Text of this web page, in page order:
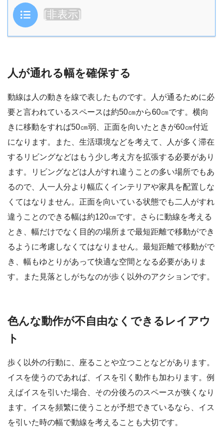
目次 [非表示]
人が通れる幅を確保する
動線は人の動きを線で表したものです。人が通るために必
要と言われているスペースは約50㎝から60㎝です。横向
きに移動をすれば50㎝弱、正面を向いたときが60㎝付近
になります。また、生活環境などを考えて、人が多く滞在
するリビングなどはもう少し考え方を拡張する必要があり
ます。リビングなどは人がすれ違うことの多い場所でもあ
るので、人一人分より幅広くインテリアや家具を配置しな
くてはなりません。正面を向いている状態でも二人がすれ
違うことのできる幅は約120㎝です。さらに動線を考える
とき、幅だけでなく目的の場所まで最短距離で移動ができ
るように考慮しなくてはなりません。最短距離で移動がで
き、幅もゆとりがあって快適な空間となる必要がありま
す。また見落としがちなのが歩く以外のアクションです。
色んな動作が不自由なくできるレイアウ
ト
歩く以外の行動に、座ることや立つことなどがあります。
イスを使うのであれば、イスを引く動作も加わります。例
えばイスを引いた場合、その分後ろのスペースが狭くなり
ます。イスを頻繁に使うことが予想できているなら、イス
を引いた時の幅で動線を考えることも大切です。